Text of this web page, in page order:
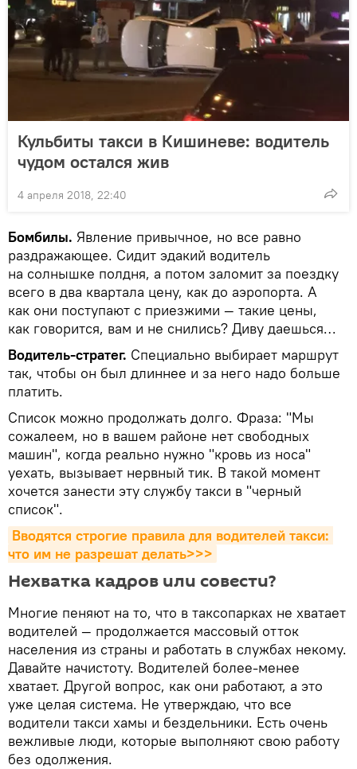
Кульбиты такси в Кишиневе: водитель
чудом остался жив
4 апреля 2018, 22:40
Бомбилы. Явление привычное, но все равно
раздражающее. Сидит эдакий водитель
на солнышке полдня, а потом заломит за поездку
всего в два квартала цену, как до аэропорта. А
как они поступают с приезжими — такие цены,
как говорится, вам и не снились? Диву даешься…
Водитель-стратег. Специально выбирает маршрут
так, чтобы он был длиннее и за него надо больше
платить.
Список можно продолжать долго. Фраза: "Мы
сожалеем, но в вашем районе нет свободных
машин", когда реально нужно "кровь из носа"
уехать, вызывает нервный тик. В такой момент
хочется занести эту службу такси в "черный
список".
Вводятся строгие правила для водителей такси:
что им не разрешат делать>>>
Нехватка кадров или совести?
Многие пеняют на то, что в таксопарках не хватает
водителей — продолжается массовый отток
населения из страны и работать в службах некому.
Давайте начистоту. Водителей более-менее
хватает. Другой вопрос, как они работают, а это
уже целая система. Не утверждаю, что все
водители такси хамы и бездельники. Есть очень
вежливые люди, которые выполняют свою работу
без одолжения.